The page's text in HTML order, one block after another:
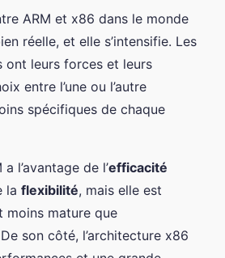
ARM et x86 dans le monde
réelle, et elle s’intensifie. Les
ont leurs forces et leurs
entre l’une ou l’autre
spécifiques de chaque
l’avantage de l’efficacité
la flexibilité, mais elle est
moins mature que
son côté, l’architecture x86